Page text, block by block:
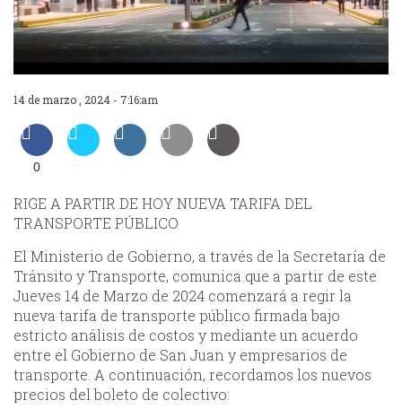
14 de marzo , 2024 - 7:16:am
0
RIGE A PARTIR DE HOY NUEVA TARIFA DEL
TRANSPORTE PÚBLICO
El Ministerio de Gobierno, a través de la Secretaría de
Tránsito y Transporte, comunica que a partir de este
Jueves 14 de Marzo de 2024 comenzará a regir la
nueva tarifa de transporte público firmada bajo
estricto análisis de costos y mediante un acuerdo
entre el Gobierno de San Juan y empresarios de
transporte. A continuación, recordamos los nuevos
precios del boleto de colectivo: